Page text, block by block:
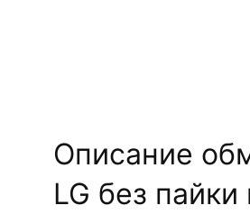
Описание
LG без пайки